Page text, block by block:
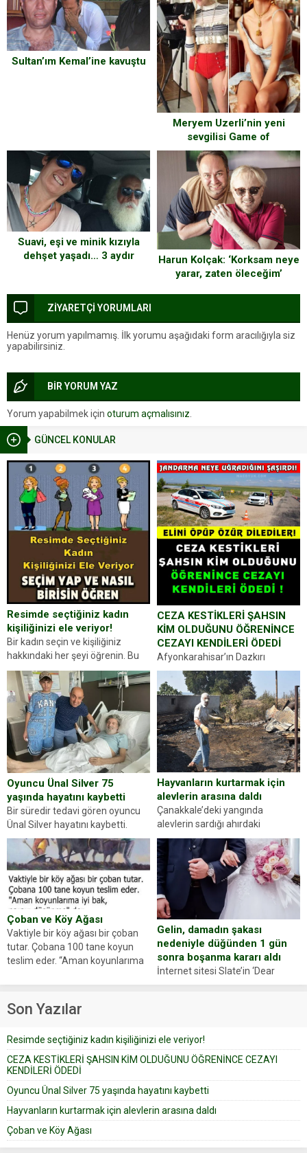
GÜNCEL KONULAR
Resimde seçtiğiniz kadın
kişiliğinizi ele veriyor!
Bir kadın seçin ve kişiliğiniz
hakkındaki her şeyi öğrenin. Bu
kez karşınıza oldukça farklı bir
kişilik testiyle çıkıyoruz. Resimde
gördüğünüz kadın figürlerinden
dikkatinizi en...
CEZA KESTİKLERİ ŞAHSIN
KİM OLDUĞUNU ÖĞRENİNCE
CEZAYI KENDİLERİ ÖDEDİ
Afyonkarahisar’ın Dazkırı
ilçesinde trafik uygulaması
yapan jandarma ekipleri
durdurdukları bir otomobilin
sürücüsünden ehliyet ve ruhsat
sorup belgelerini istedi. Sürücü
Abdurrahman Ö.nün verdiği
evraklarda eksik olduğunu...
Oyuncu Ünal Silver 75
yaşında hayatını kaybetti
Bir süredir tedavi gören oyuncu
Ünal Silver hayatını kaybetti.
Haberi, oyuncunun menajerlik
ajansı duyurdu. Renda Güner,
sosyal medya hesabında “Usta
Oyuncumuz ve çok değerli
dostumuz...
Hayvanların kurtarmak için
alevlerin arasına daldı
Çanakkale’deki yangında
alevlerin sardığı ahırdaki
hayvanlarını kurtarmak isteyen
Zeki Demir (66) ölümden döndü.
Yüzünde ve ellerinde yanıklar
oluşan Demir, kâbus dolu anları
anlattı… Merkeze bağlı...
Çoban ve Köy Ağası
Vaktiyle bir köy ağası bir çoban
tutar. Çobana 100 tane koyun
teslim eder. “Aman koyunlarıma
Çoban koyunları alır gider. Aylar...
Gelin, damadın şakası
nedeniyle düğünden 1 gün
sonra boşanma kararı aldı
İnternet sitesi Slate’in ‘Dear
Prudence’ isimli tavsiye köşesine
yapıştırdığı için düğünden...
Son Yazılar
Resimde seçtiğiniz kadın kişiliğinizi ele veriyor!
CEZA KESTİKLERİ ŞAHSIN KİM OLDUĞUNU ÖĞRENİNCE CEZAYI
KENDİLERİ ÖDEDİ
Oyuncu Ünal Silver 75 yaşında hayatını kaybetti
Hayvanların kurtarmak için alevlerin arasına daldı
Çoban ve Köy Ağası
Sultan’ım Kemal’ine kavuştu
Meryem Uzerli’nin yeni
sevgilisi Game of
Thrones’tan!
Suavi, eşi ve minik kızıyla
dehşet yaşadı… 3 aydır
Harun Kolçak: ‘Korksam neye
yarar, zaten öleceğim’
ZİYARETÇİ YORUMLARI
Henüz yorum yapılmamış. İlk yorumu aşağıdaki form aracılığıyla siz
yapabilirsiniz.
BİR YORUM YAZ
Yorum yapabilmek için oturum açmalısınız.